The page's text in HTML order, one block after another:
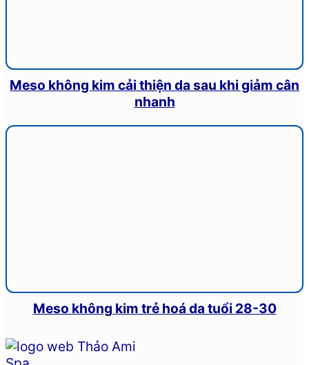
Meso không kim cải thiện da sau khi giảm cân
nhanh
Meso không kim trẻ hoá da tuổi 28-30